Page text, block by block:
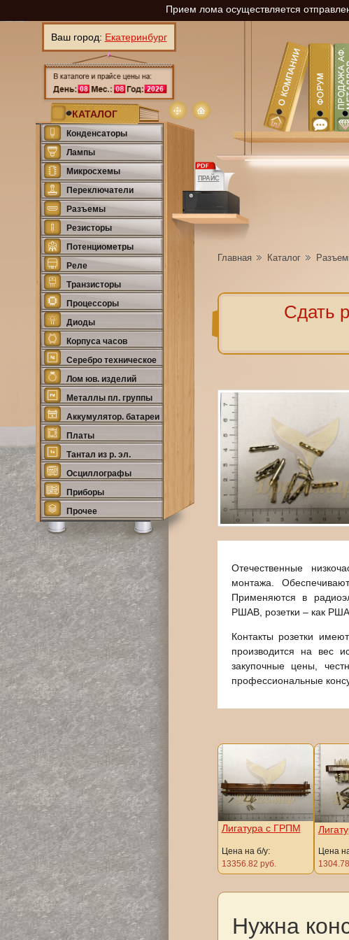
Прием лома осуществляется
Ваш город: Екатеринбург
КАТАЛОГ
Конденсаторы
Лампы
Микросхемы
Переключатели
Разъемы
Резисторы
Потенциометры
Реле
Транзисторы
Процессоры
Диоды
Корпуса часов
Серебро техническое
Лом юв. изделий
Металлы пл. группы
Аккумулятор. батареи
Платы
Тантал из р. эл.
Осциллографы
Приборы
Прочее
ПРАЙС
Главная Каталог
Сдать
Отечественные
монтажа.
Применяются в
РШАВ, розетки – как
Контакты розетки
производится на вес
закупочные цены,
профессиональные
Лигатура с ГРПМ
Цена на б/у:
13356.82 руб.
Цена
Нужна